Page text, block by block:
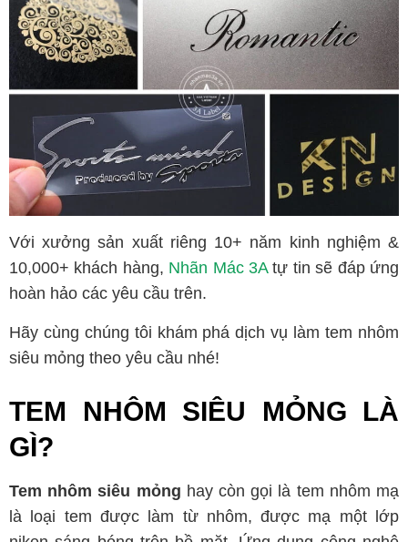
Với xưởng sản xuất riêng 10+ năm kinh nghiệm &
10,000+ khách hàng, Nhãn Mác 3Atự tin sẽ đáp ứng
hoàn hảo các yêu cầu trên.
Hãy cùng chúng tôi khám phá dịch vụ làm tem nhôm
siêu mỏng theo yêu cầu nhé!
TEM NHÔM SIÊU MỎNG LÀ
GÌ?
Tem nhôm siêu mỏng hay còn gọi là tem nhôm mạ
là loại tem được làm từ nhôm, được mạ một lớp